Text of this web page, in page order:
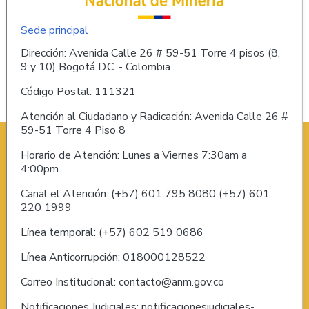
Sede principal
Dirección: Avenida Calle 26 # 59-51 Torre 4 pisos (8,
9 y 10) Bogotá D.C. - Colombia
Código Postal: 111321
Atención al Ciudadano y Radicación: Avenida Calle 26 #
59-51 Torre 4 Piso 8
Horario de Atención: Lunes a Viernes 7:30am a
4:00pm.
Canal el Atención: (+57) 601 795 8080 (+57) 601
220 1999
Línea temporal: (+57) 602 519 0686
Línea Anticorrupción: 018000128522
Correo Institucional: contacto@anm.gov.co